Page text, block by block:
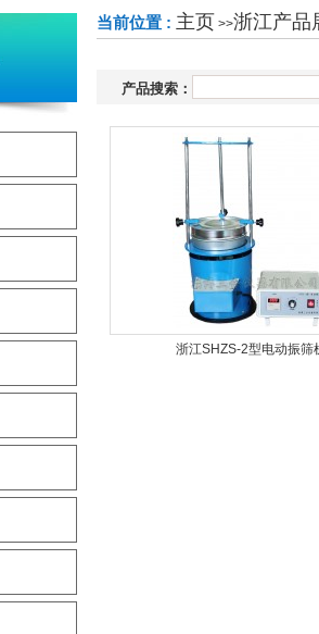
当前位置 : 主页 >>浙江产品
产品搜索：
浙江SHZS-2型电动振筛